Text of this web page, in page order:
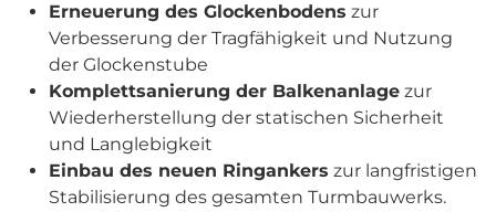
Erneuerung des Glockenbodens zur
Verbesserung der Tragfähigkeit und Nutzung
der Glockenstube
Komplettsanierung der Balkenanlage zur
Wiederherstellung der statischen Sicherheit
und Langlebigkeit
Einbau des neuen Ringankers zur langfristigen
Stabilisierung des gesamten Turmbauwerks.